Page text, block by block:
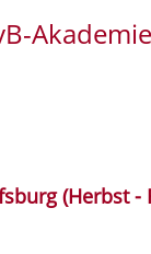
(Herbst -